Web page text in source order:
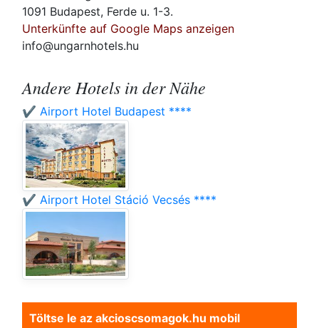
1091 Budapest, Ferde u. 1-3.
Unterkünfte auf Google Maps anzeigen
info@ungarnhotels.hu
Andere Hotels in der Nähe
✔️ Airport Hotel Budapest ****
✔️ Airport Hotel Stáció Vecsés ****
Töltse le az akcioscsomagok.hu mobil